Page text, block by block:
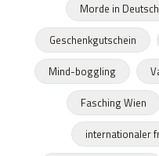
Morde in
Geschenkgutschein
Mind-boggling
Fasching Wien
internationaler